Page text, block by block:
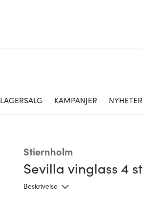
LAGERSALG KAMPANJER NYHETER
Stiernholm
Sevilla vinglass 4
Beskrivelse